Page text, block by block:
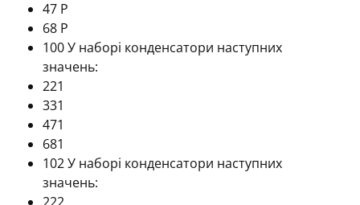
47 P
68 P
100 У наборі конденсатори наступних
значень:
221
331
471
681
102 У наборі конденсатори наступних
значень: